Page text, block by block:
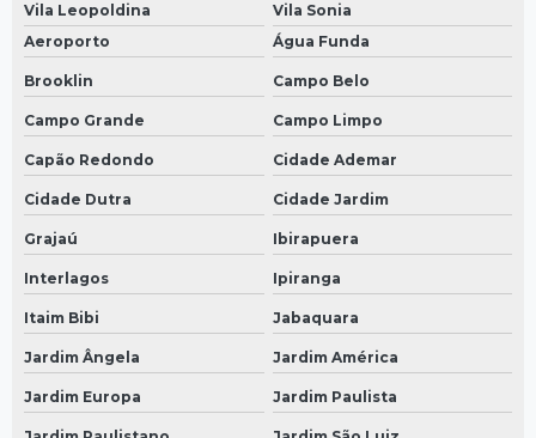
Vila Leopoldina
Vila Sonia
Aeroporto
Água Funda
Brooklin Campo Belo
Campo Grande Campo Limpo
Capão Redondo Cidade Ademar
Cidade Dutra Cidade Jardim
Grajaú Ibirapuera
Interlagos Ipiranga
Itaim Bibi Jabaquara
Jardim Ângela Jardim América
Jardim Europa Jardim Paulista